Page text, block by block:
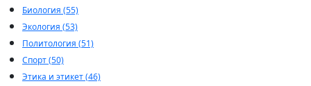
Биология (55)
Экология (53)
Политология (51)
Спорт (50)
Этика и этикет (46)